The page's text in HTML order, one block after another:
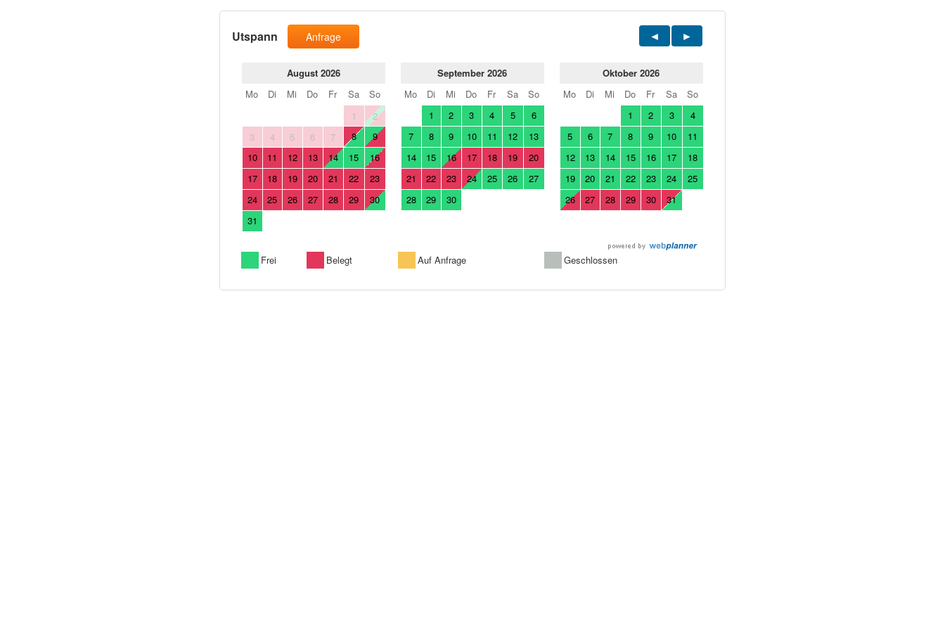
Utspann Anfrage
August 2026
Mo
Di Mi Do Fr Sa
So
1
2
3
4 5 6 7 8
9
10
11 12 13 14 15
16
17
18 19 20 21 22
23
24
25 26 27 28 29
30
31
September 2026
Mo
Di Mi Do Fr Sa
So
1
2 3 4 5
6
7
8 9 10 11 12
13
14
15 16 17 18 19
20
21
22 23 24 25 26
27
28
29 30
Oktober 2026
Mo
Di Mi Do Fr Sa
So
1
2 3
4
5
6 7 8 9 10
11
12
13 14 15 16 17
18
19
20 21 22 23 24
25
26
27 28 29 30 31
Frei Belegt Auf Anfrage Geschlossen